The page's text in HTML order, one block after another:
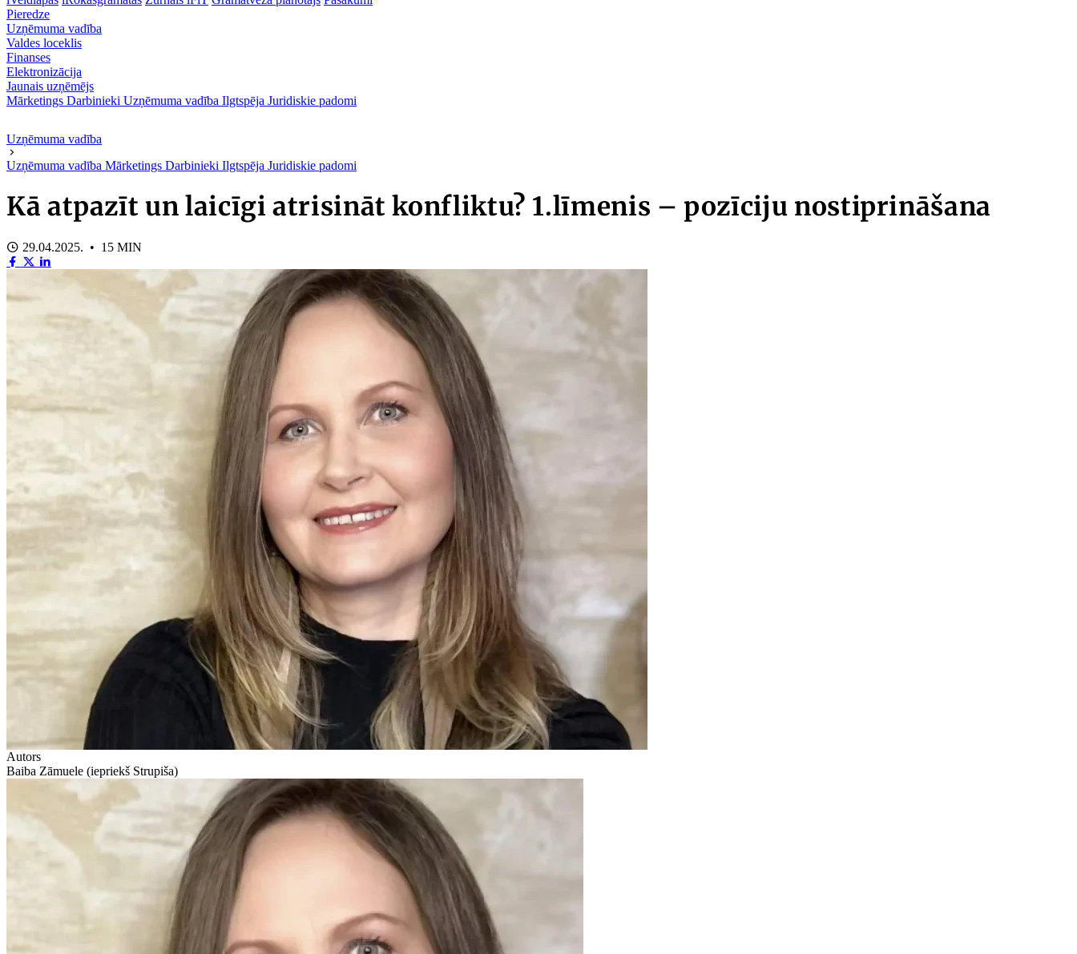
Pieredze
Uzņēmuma vadība
Valdes loceklis
Finanses
Elektronizācija
Jaunais uzņēmējs
Mārketings Darbinieki Uzņēmuma vadība Ilgtspēja Juridiskie padomi
Uzņēmuma vadība
Uzņēmuma vadība Mārketings Darbinieki Ilgtspēja Juridiskie padomi
Kā atpazīt un laicīgi atrisināt konfliktu? 1.līmenis – pozīciju nostiprināšana
29.04.2025. • 15 MIN
Autors
Baiba Zāmuele (iepriekš Strupiša)